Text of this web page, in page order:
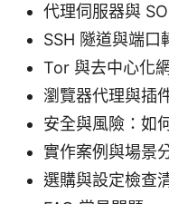
代理伺服器與
SSH 隧道與端口
Tor 與去中心化
瀏覽器代理與插
安全與風險：如
實作案例與場景
選購與設定檢查